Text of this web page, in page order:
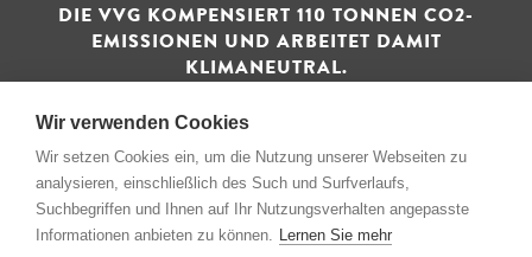
DIE VVG KOMPENSIERT 110 TONNEN CO2-
EMISSIONEN UND ARBEITET DAMIT
KLIMANEUTRAL.
© 1993 - 2026 Verwertungs- und Vertriebsgesellschaft GmbH
Wir verwenden Cookies
Wir setzen Cookies ein, um die Nutzung unserer Webseiten zu
analysieren, einschließlich des Such und Surfverlaufs,
Suchbegriffen und Ihnen auf Ihr Nutzungsverhalten angepasste
Informationen anbieten zu können. Lernen Sie mehr